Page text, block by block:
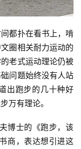
都扑在看书上，啃
圈相关耐力运动的
老式运动理论仍被
问题始终没有人站
出跑步的几十种好
万有理论。
博士的《跑步，该
商，表达想引进这